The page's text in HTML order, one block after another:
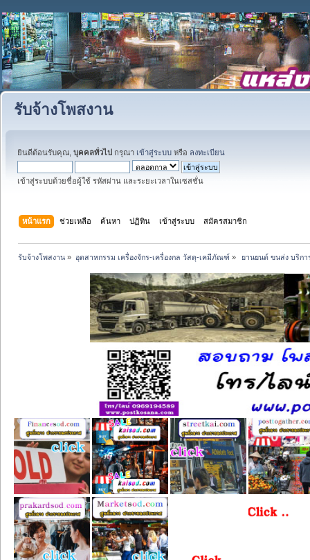
รับจ้างโพสงาน
ยินดีต้อนรับคุณ, บุคคลทั่วไป กรุณา เข้าสู่ระบบ หรือ ลงทะเบียน
เข้าสู่ระบบด้วยชื่อผู้ใช้ รหัสผ่าน และระยะเวลาในเซสชั่น
หน้าแรก ช่วยเหลือ ค้นหา ปฏิทิน เข้าสู่ระบบ สมัครสมาชิก
รับจ้างโพสงาน » อุตสาหกรรม เครื่องจักร-เครื่องกล วัสดุ-เคมีภัณฑ์ » ยานยนต์ ขนส่ง บริก